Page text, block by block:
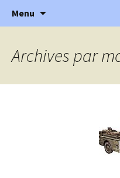
l'Automobile
l'automobile
…
Menu
Archives par